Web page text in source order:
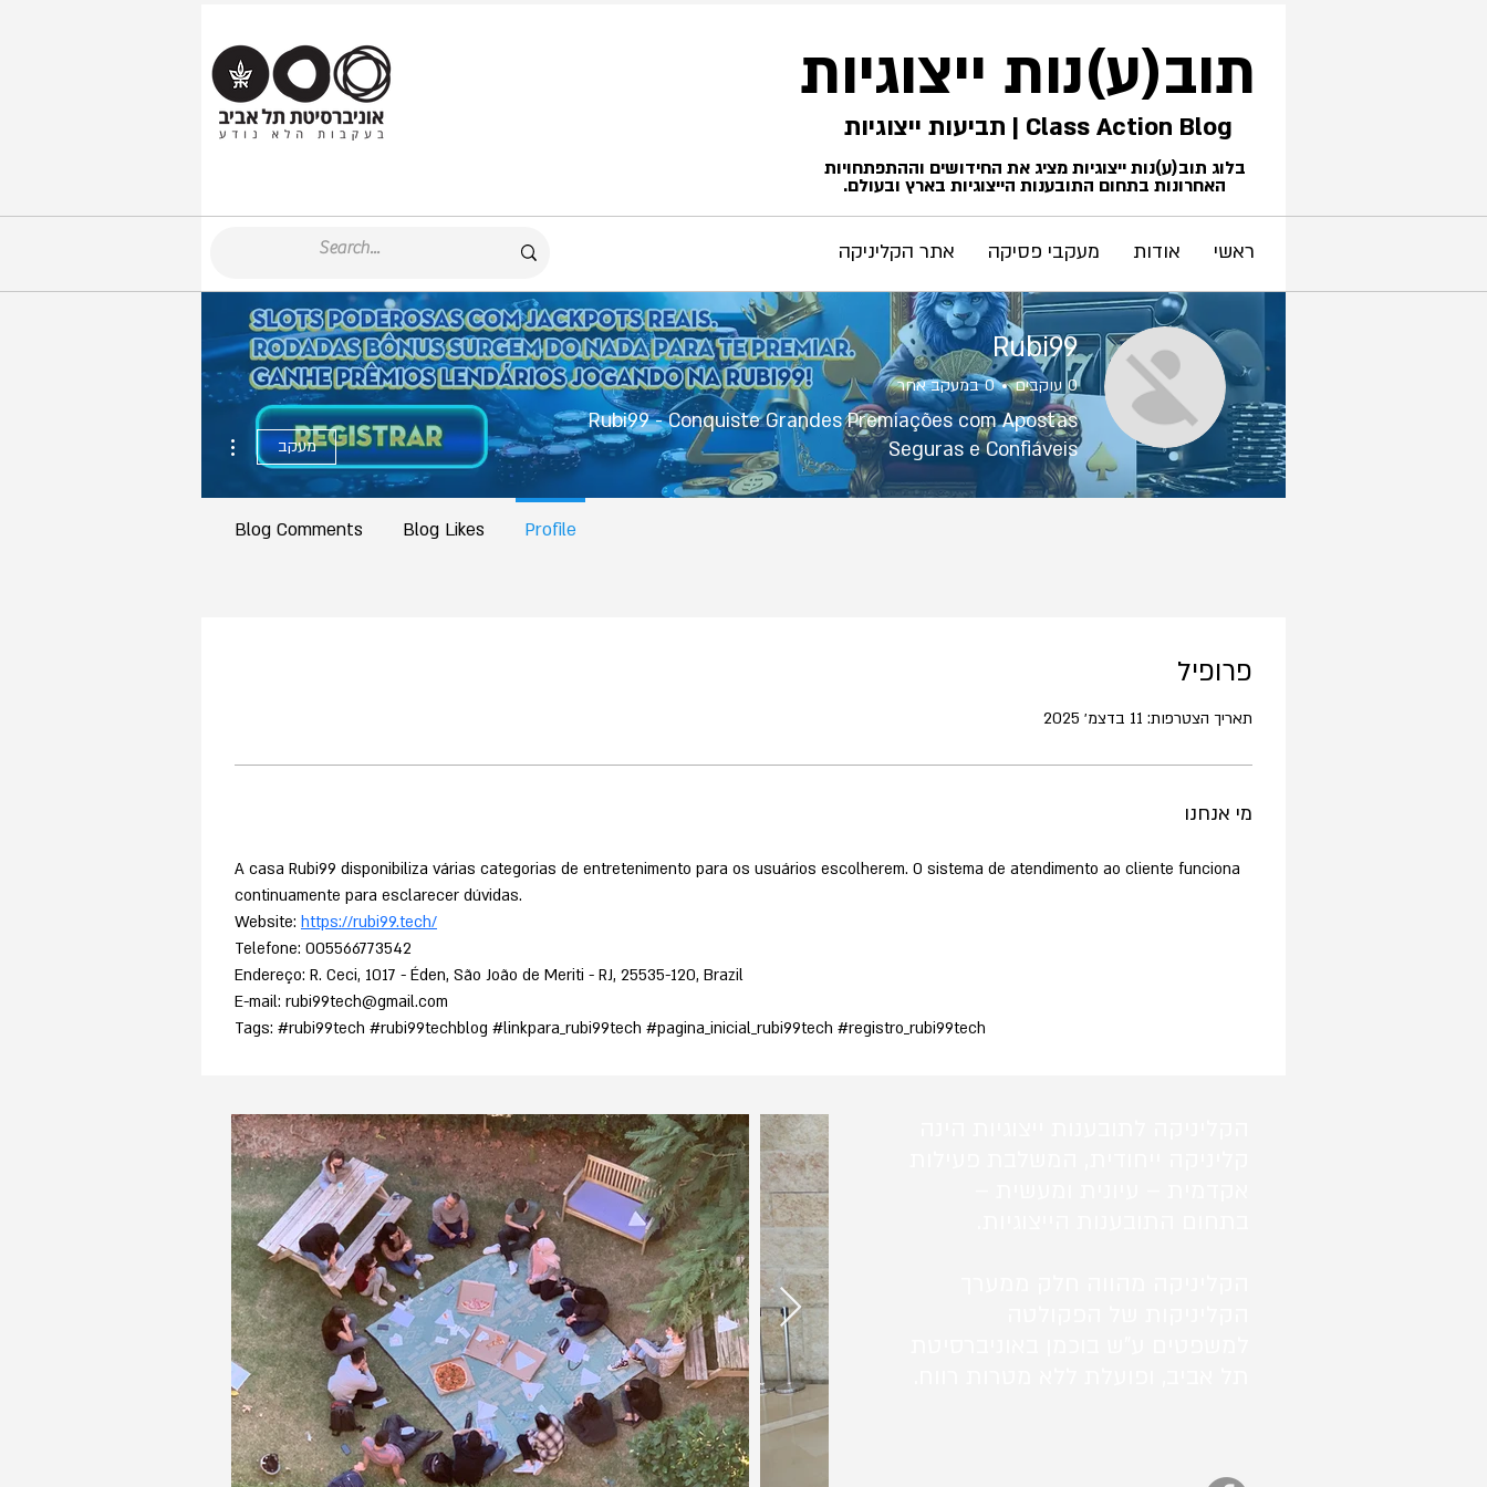
תוב(ע)נות ייצוגיות
Class Action Blog | תביעות ייצוגיות
בלוג תוב(ע)נות ייצוגיות מציג את החידושים וההתפתחויות
האחרונות בתחום התובענות הייצוגיות בארץ ובעולם.
ראשי אודות מעקבי פסיקה אתר הקליניקה
פרופיל
תאריך הצטרפות: 11 בדצמ׳ 2025
מי אנחנו
A casa Rubi99 disponibiliza várias categorias de entretenimento para os usuários escolherem. O sistema de atendimento ao cliente funciona
continuamente para esclarecer dúvidas.
Website: https://rubi99.tech/
Telefone: 005566773542
Endereço: R. Ceci, 1017 - Éden, São João de Meriti - RJ, 25535-120, Brazil
E-mail: rubi99tech@gmail.com
Tags: #rubi99tech #rubi99techblog #linkpara_rubi99tech #pagina_inicial_rubi99tech #registro_rubi99tech
Rubi99
0 עוקבים 0 במעקב אחר
Rubi99 - Conquiste Grandes Premiações com Apostas
Seguras e Confiáveis
מעקב
Profile
Blog Likes
Blog Comments